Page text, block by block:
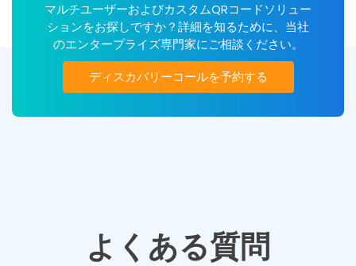
マルチユーザーおよびカスタムQRコードソリュー
ションをお探しですか？詳細を知るために、当社
のエンタープライズ専門家にご相談ください。
ディスカバリーコールを予約する
よくある質問